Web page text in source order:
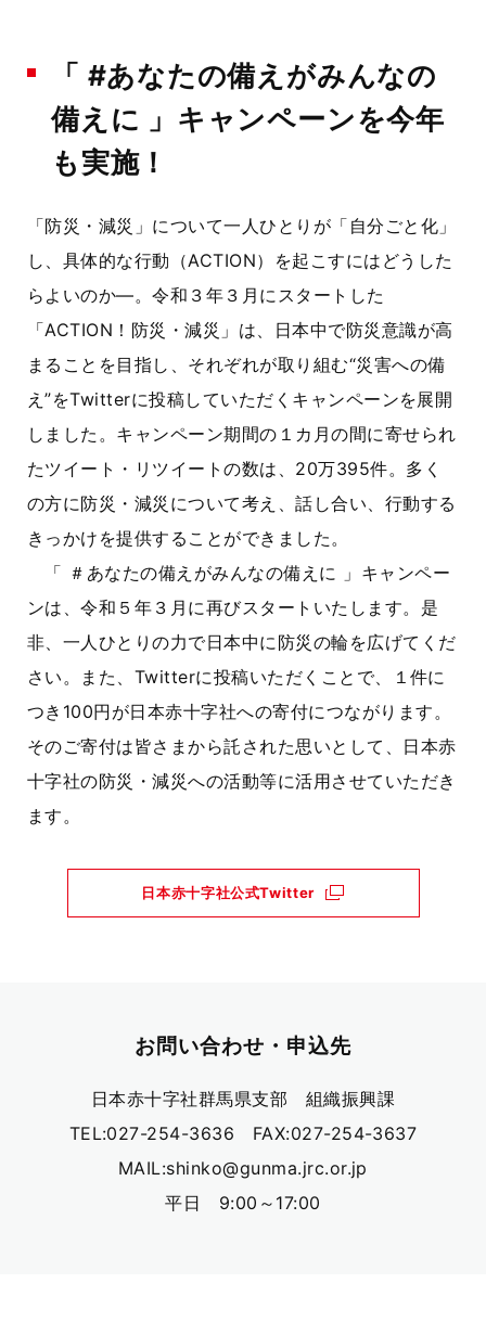
「 #あなたの備えがみんなの
備えに 」キャンペーンを今年
も実施！
「防災・減災」について一人ひとりが「自分ごと化」
し、具体的な行動（ACTION）を起こすにはどうした
らよいのか―。令和３年３月にスタートした
「ACTION！防災・減災」は、日本中で防災意識が高
まることを目指し、それぞれが取り組む“災害への備
え”をTwitterに投稿していただくキャンペーンを展開
しました。キャンペーン期間の１カ月の間に寄せられ
たツイート・リツイートの数は、20万395件。多く
の方に防災・減災について考え、話し合い、行動する
きっかけを提供することができました。
「 ＃あなたの備えがみんなの備えに 」キャンペー
ンは、令和５年３月に再びスタートいたします。是
非、一人ひとりの力で日本中に防災の輪を広げてくだ
さい。また、Twitterに投稿いただくことで、１件に
つき100円が日本赤十字社への寄付につながります。
そのご寄付は皆さまから託された思いとして、日本赤
十字社の防災・減災への活動等に活用させていただき
ます。
日本赤十字社公式Twitter
お問い合わせ・申込先
日本赤十字社群馬県支部 組織振興課
TEL:027-254-3636 FAX:027-254-3637
MAIL:shinko@gunma.jrc.or.jp
平日 9:00～17:00